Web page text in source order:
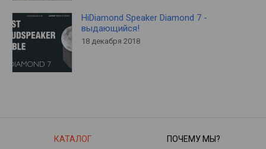
HiDiamond Speaker Diamond 7 -
выдающийся!
18 декабря 2018
КАТАЛОГ
ПОЧЕМУ МЫ?